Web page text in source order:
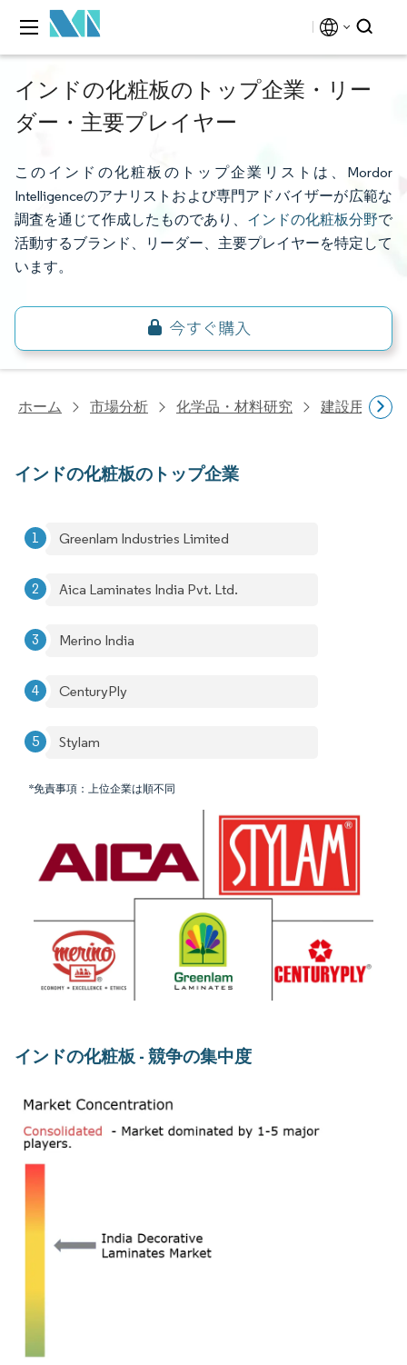
インドの化粧板のトップ企業・リー
ダー・主要プレイヤー
このインドの化粧板のトップ企業リストは、Mordor
Intelligenceのアナリストおよび専門アドバイザーが広範な
調査を通じて作成したものであり、 インドの化粧板分野で
活動するブランド、リーダー、主要プレイヤーを特定して
います。
ホーム 市場分析 化学品・材料研究 建設用化学
インドの化粧板のトップ企業
Greenlam Industries Limited
Aica Laminates India Pvt. Ltd.
Merino India
CenturyPly
Stylam
*免責事項：上位企業は順不同
インドの化粧板 - 競争の集中度